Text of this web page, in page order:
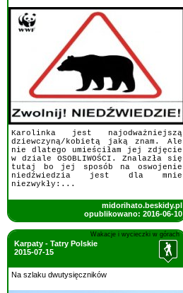
Karolinka jest najodważniejszą
dziewczyną/kobietą jaką znam. Ale
nie dlatego umieściłam jej zdjęcie
w dziale OSOBLIWOŚCI. Znalazła się
tutaj bo jej sposób na oswojenie
niedźwiedzia jest dla mnie
niezwykły:...
midorihato.beskidy.pl
opublikowano: 2016-06-10
Wakacje i wycieczki w górach
Karpaty - Tatry Polskie
2015-07-15
Na szlaku dwutysięczników